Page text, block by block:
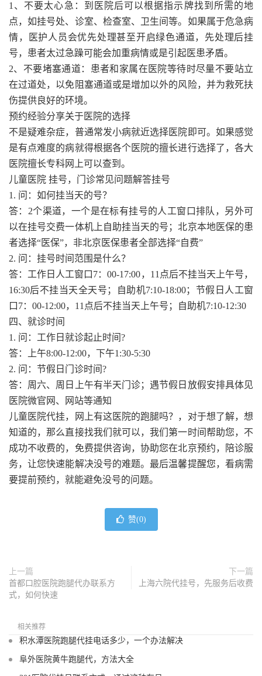
1、不要太心急：到医院后可以根据指示牌找到所需的地
点，如挂号处、诊室、检查室、卫生间等。如果属于危急病
情，医护人员会优先处理甚至开启绿色通道，先处理后挂
号，患者太过急躁可能会加重病情或是引起医患矛盾。
2、不要堵塞通道：患者和家属在医院等待时尽量不要站立
在过道处，以免阻塞通道或是增加以外的风险，并为救死扶
伤提供良好的环境。
预约经验分享关于医院的选择
不是疑难杂症，普通常发小病就近选择医院即可。如果感觉
是有点难度的病就得根据各个医院的擅长进行选择了，各大
医院擅长专科网上可以查到。
儿童医院 挂号，门诊常见问题解答挂号
1. 问：如何挂当天的号？
答：2个渠道，一个是在标有挂号的人工窗口排队，另外可
以在挂号交费一体机上自助挂当天的号；北京本地医保的患
者选择“医保”，非北京医保患者全部选择“自费”
2. 问：挂号时间范围是什么？
答：工作日人工窗口7：00-17:00，11点后不挂当天上午号，
16:30后不挂当天全天号；自助机7:10-18:00；节假日人工窗
口7：00-12:00，11点后不挂当天上午号；自助机7:10-12:30
四、就诊时间
1. 问：工作日就诊起止时间?
答：上午8:00-12:00，下午1:30-5:30
2. 问：节假日门诊时间?
答：周六、周日上午有半天门诊；遇节假日放假安排具体见
医院微官网、网站等通知
儿童医院代挂，网上有这医院的跑腿吗？，对于想了解，想
知道的，那么直接找我们就可以，我们第一时间帮助您，不
成功不收费的，免费提供咨询，协助您在北京预约，陪诊服
务，让您快速能解决没号的难题。最后温馨提醒您，看病需
要提前预约，就能避免没号的问题。
赞(0)
上一篇
首都口腔医院跑腿代办联系方
式，如何快速
下一篇
上海六院代挂号，先服务后收费
相关推荐
积水潭医院跑腿代挂电话多少，一个办法解决
阜外医院黄牛跑腿代，方法大全